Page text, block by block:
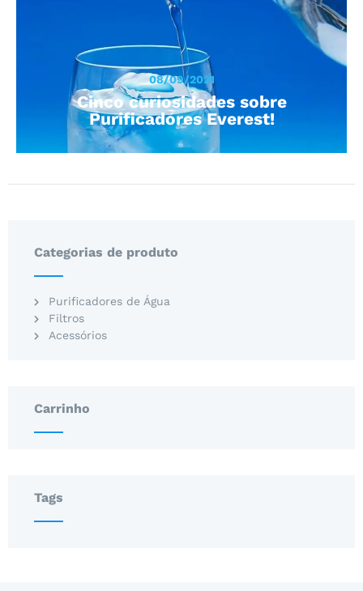
08/09/2021
Cinco curiosidades sobre
Purificadores Everest!
Categorias de produto
Purificadores de Água
Filtros
Acessórios
Carrinho
Tags